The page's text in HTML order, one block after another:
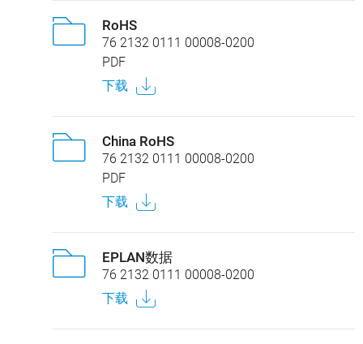
RoHS
76 2132 0111 00008-0200
PDF
下载
China RoHS
76 2132 0111 00008-0200
PDF
下载
EPLAN数据
76 2132 0111 00008-0200
下载